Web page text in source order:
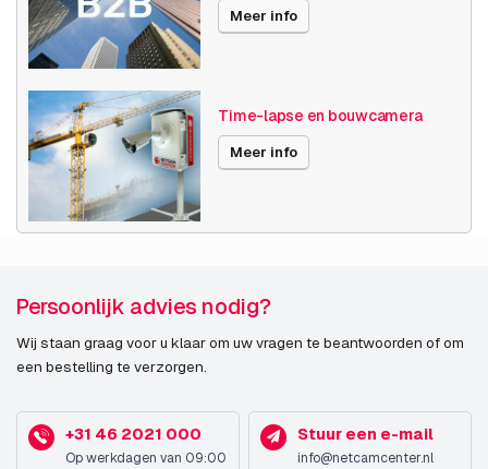
Meer info
Time-lapse en bouwcamera
Meer info
Persoonlijk advies nodig?
Wij staan graag voor u klaar om uw vragen te beantwoorden of om
een bestelling te verzorgen.
+31 46 2021 000
Op werkdagen van 09:00
Stuur een e-mail
info@netcamcenter.nl